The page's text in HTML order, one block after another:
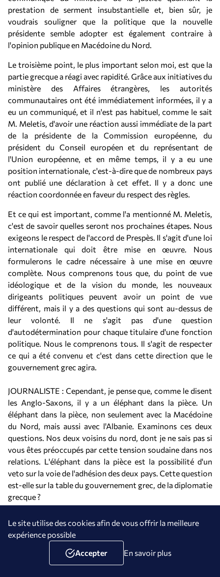
prestation de serment insubstantielle et, bien sûr, je
voudrais souligner que la politique que la nouvelle
présidente semble adopter est également contraire à
l'opinion publique en Macédoine du Nord.
Le troisième point, le plus important selon moi, est que la
partie grecque a réagi avec rapidité. Grâce aux initiatives du
ministère des Affaires étrangères, les autorités
communautaires ont été immédiatement informées, il y a
eu un communiqué, et il n'est pas habituel, comme le sait
M. Meletis, d'avoir une réaction aussi immédiate de la part
de la présidente de la Commission européenne, du
président du Conseil européen et du représentant de
l'Union européenne, et en même temps, il y a eu une
position internationale, c'est-à-dire que de nombreux pays
ont publié une déclaration à cet effet. Il y a donc une
réaction coordonnée en faveur du respect des règles.
Et ce qui est important, comme l'a mentionné M. Meletis,
c'est de savoir quelles seront nos prochaines étapes. Nous
exigeons le respect de l'accord de Prespès. Il s'agit d'une loi
internationale qui doit être mise en œuvre. Nous
formulerons le cadre nécessaire à une mise en œuvre
complète. Nous comprenons tous que, du point de vue
idéologique et de la vision du monde, les nouveaux
dirigeants politiques peuvent avoir un point de vue
différent, mais il y a des questions qui sont au-dessus de
leur volonté. Il ne s'agit pas d'une question
d'autodétermination pour chaque titulaire d'une fonction
politique. Nous le comprenons tous. Il s'agit de respecter
ce qui a été convenu et c'est dans cette direction que le
gouvernement grec agira.
JOURNALISTE : Cependant, je pense que, comme le disent
les Anglo-Saxons, il y a un éléphant dans la pièce. Un
éléphant dans la pièce, non seulement avec la Macédoine
du Nord, mais aussi avec l'Albanie. Examinons ces deux
questions. Nos deux voisins du nord, dont je ne sais pas si
vous êtes préoccupés par cette tension soudaine dans nos
relations. L'éléphant dans la pièce est la possibilité d'un
veto sur la voie de l'adhésion des deux pays. Cette question
est-elle sur la table du gouvernement grec, de la diplomatie
grecque ?
G. GERAPETRITIS : Ce n'est pas un éléphant, si je puis dire.
Il s'agit d'un droit institutionnel, qui est attribué aux États
membres de l'Union européenne. Nous sommes clairs : en
ce qui concerne la Macédoine du Nord, la mise en œuvre
fidèle et de bonne foi de l'accord de Prespès est
Le site utilise des cookies afin de vous offrir la meilleure
expérience possible
Accepter
En savoir plus